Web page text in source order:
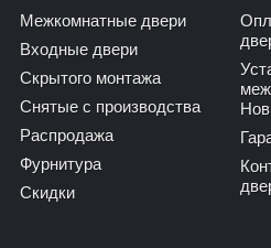
Межкомнатные двери
Входные двери
Скрытого монтажа
Снятые с производства
Распродажа
Фурнитура
Скидки